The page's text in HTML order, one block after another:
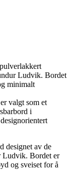
Ludvik. Bordet
minimalt
valgt som et
i
designet av de
Ludvik. Bordet er
og sveiset for å